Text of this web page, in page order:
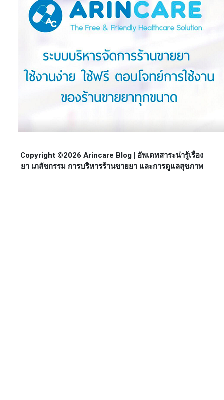
Copyright ©2026 Arincare Blog | อัพเดทสาระน่ารู้เรื่อง
ยา เภสัชกรรม การบริหารร้านขายยา และการดูแลสุขภาพ